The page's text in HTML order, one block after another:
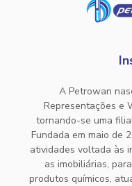
A Petrowan
Representações e
tornando-se uma
Fundada em maio de
atividades voltada às
as imobiliárias,
produtos químicos,